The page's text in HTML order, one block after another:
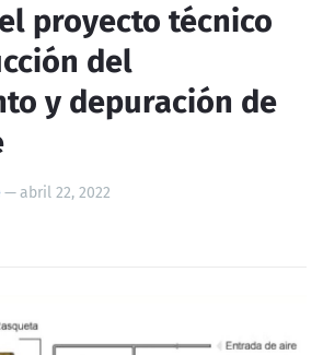
proyecto técnico
del
y depuración de
—abril 22, 2022